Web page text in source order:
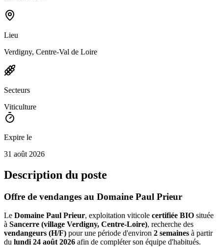
Lieu
Verdigny, Centre-Val de Loire
Secteurs
Viticulture
Expire le
31 août 2026
Description du poste
Offre de vendanges au Domaine Paul Prieur
Le Domaine Paul Prieur, exploitation viticole certifiée BIO située
à Sancerre (village Verdigny, Centre-Loire), recherche des
vendangeurs (H/F) pour une période d'environ 2 semaines à partir
du lundi 24 août 2026 afin de compléter son équipe d'habitués.